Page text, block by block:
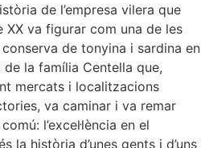
de l’empresa vilera que
va figurar com una de les
de tonyina i sardina en
la família Centella que,
mercats i localitzacions
va caminar i va remar
l’excel·lència en el
la història d’unes gents i d’uns